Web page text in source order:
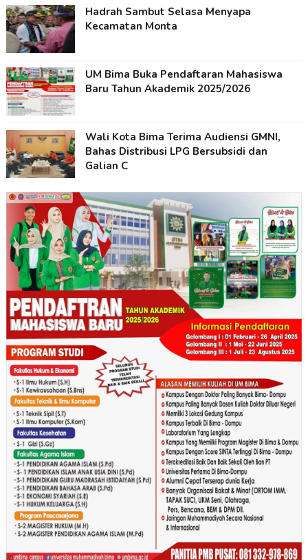
Hadrah Sambut Selasa Menyapa
Kecamatan Monta
UM Bima Buka Pendaftaran Mahasiswa
Baru Tahun Akademik 2025/2026
Wali Kota Bima Terima Audiensi GMNI,
Bahas Distribusi LPG Bersubsidi dan
Galian C